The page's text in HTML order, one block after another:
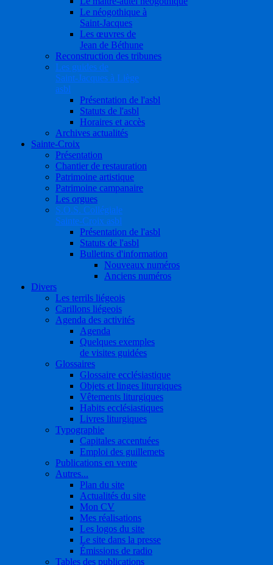
Le néogothique à
Saint-Jacques
Les œuvres de
Jean de Béthune
Reconstruction des tribunes
Les guides de
Saint-Jacques à Liège
asbl
Présentation de l'asbl
Statuts de l'asbl
Horaires et accès
Archives actualités
Sainte-Croix
Présentation
Chantier de restauration
Patrimoine artistique
Patrimoine campanaire
Les orgues
S.O.S. Collégiale
Sainte-Croix asbl
Présentation de l'asbl
Statuts de l'asbl
Bulletins d'information
Nouveaux numéros
Anciens numéros
Divers
Les terrils liégeois
Carillons liégeois
Agenda des activités
Agenda
Quelques exemples
de visites guidées
Glossaires
Glossaire ecclésiastique
Objets et linges liturgiques
Vêtements liturgiques
Habits ecclésiastiques
Livres liturgiques
Typographie
Capitales accentuées
Emploi des guillemets
Publications en vente
Autres...
Plan du site
Actualités du site
Mon CV
Mes réalisations
Les logos du site
Le site dans la presse
Émissions de radio
Tables des publications